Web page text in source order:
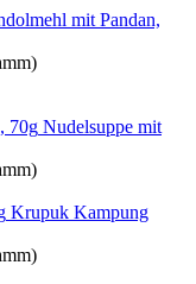
mit Pandan,
Nudelsuppe mit
Krupuk Kampung